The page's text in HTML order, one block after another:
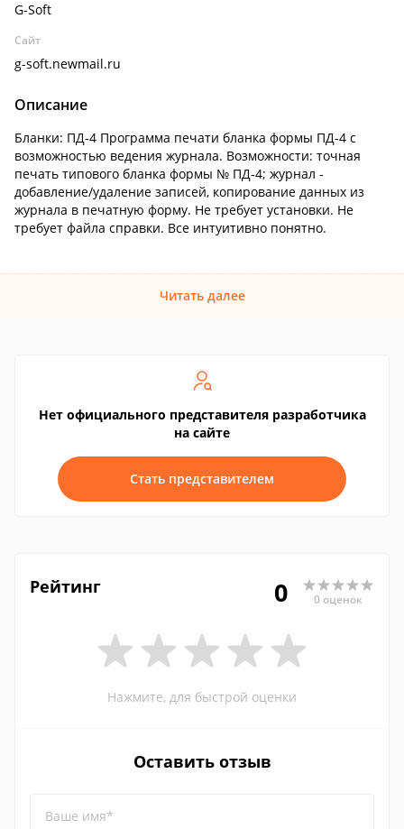
G-Soft
Сайт
g-soft.newmail.ru
Описание
Бланки: ПД-4 Программа печати бланка формы ПД-4 с
возможностью ведения журнала. Возможности: точная
печать типового бланка формы № ПД-4; журнал -
добавление/удаление записей, копирование данных из
журнала в печатную форму. Не требует установки. Не
требует файла справки. Все интуитивно понятно.
Читать далее
Нет официального представителя разработчика
на сайте
Стать представителем
Рейтинг 0 0 оценок
Нажмите, для быстрой оценки
Оставить отзыв
Ваше имя*